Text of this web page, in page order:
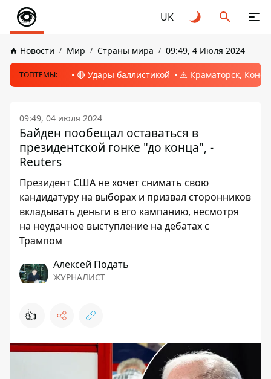
UK
Новости Мир Страны мира 09:49, 4 Июля 2024
ТОПТЕМЫ: 🔴 Удары баллистикой ⚠️ Краматорск,
09:49, 04 июля 2024
Байден пообещал оставаться в
президентской гонке "до конца", -
Reuters
Президент США не хочет снимать свою
кандидатуру на выборах и призвал сторонников
вкладывать деньги в его кампанию, несмотря
на неудачное выступление на дебатах с
Трампом
Алексей Подать
ЖУРНАЛИСТ
👍